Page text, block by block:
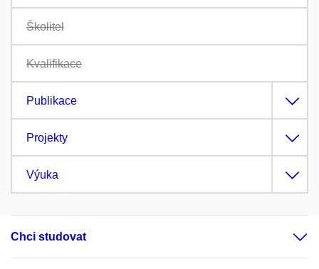
Školitel
Kvalifikace
Publikace
Projekty
Výuka
Chci studovat